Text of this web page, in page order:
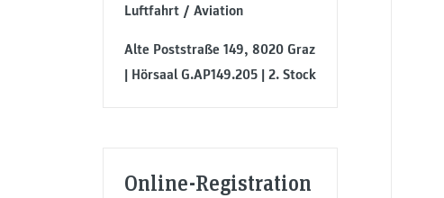
Luftfahrt / Aviation
Alte Poststraße 149, 8020 Graz
| Hörsaal G.AP149.205 | 2. Stock
Online-Registration